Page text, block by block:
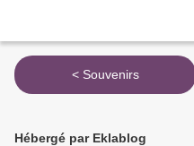
< Souvenirs
Hébergé par Eklablog